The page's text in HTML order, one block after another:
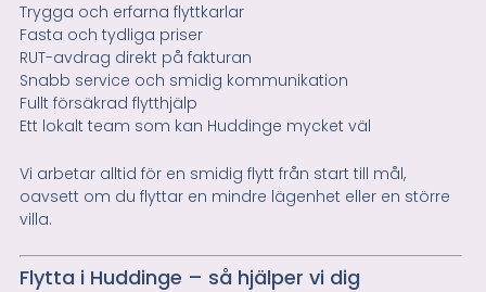
Trygga och erfarna flyttkarlar
Fasta och tydliga priser
RUT-avdrag direkt på fakturan
Snabb service och smidig kommunikation
Fullt försäkrad flytthjälp
Ett lokalt team som kan Huddinge mycket väl
Vi arbetar alltid för en smidig flytt från start till mål,
oavsett om du flyttar en mindre lägenhet eller en större
villa.
Flytta i Huddinge – så hjälper vi dig